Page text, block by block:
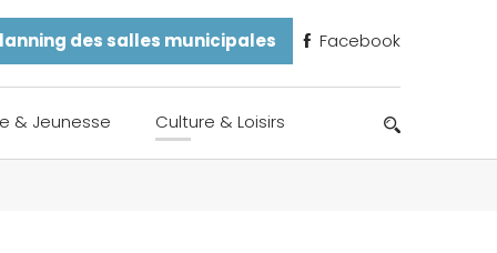
des salles municipales Facebook
& Jeunesse Culture & Loisirs